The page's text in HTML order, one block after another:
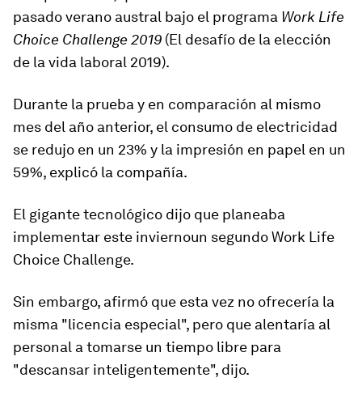
pasado verano austral bajo el programa Work Life
Choice Challenge 2019 (El desafío de la elección
de la vida laboral 2019).
Durante la prueba y en comparación al mismo
mes del año anterior, el consumo de electricidad
se redujo en un 23% y la impresión en papel en un
59%, explicó la compañía.
El gigante tecnológico dijo que planeaba
implementar este inviernoun segundoWork Life
Choice Challenge.
Sin embargo, afirmó que esta vez no ofrecería la
misma "licencia especial", pero que alentaría al
personal a tomarse un tiempo libre para
"descansar inteligentemente", dijo.